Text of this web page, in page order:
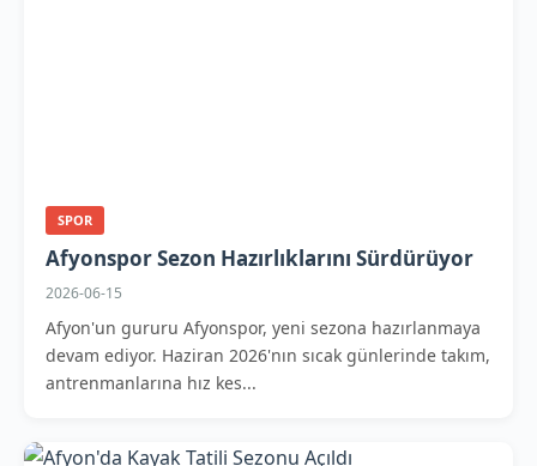
SPOR
Afyonspor Sezon Hazırlıklarını Sürdürüyor
2026-06-15
Afyon'un gururu Afyonspor, yeni sezona hazırlanmaya
devam ediyor. Haziran 2026'nın sıcak günlerinde takım,
antrenmanlarına hız kes...